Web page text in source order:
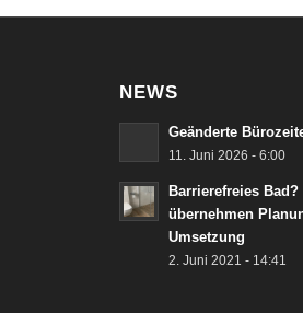
NEWS
Geänderte
11. Juni 2026 - 6:00
Barrierefreies Bad?
übernehmen
Umsetzung
2. Juni 2021 - 14:41